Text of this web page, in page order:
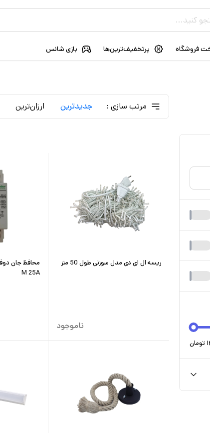
فروشگاه پرتخفیف‌ترین‌ها بازی شانس
تومان
مرتب سازی : جدید‌ترین ارزان‌ترین
ریسه ال ای دی مدل سوزنی طول 50 متر
ناموجود
M 25A